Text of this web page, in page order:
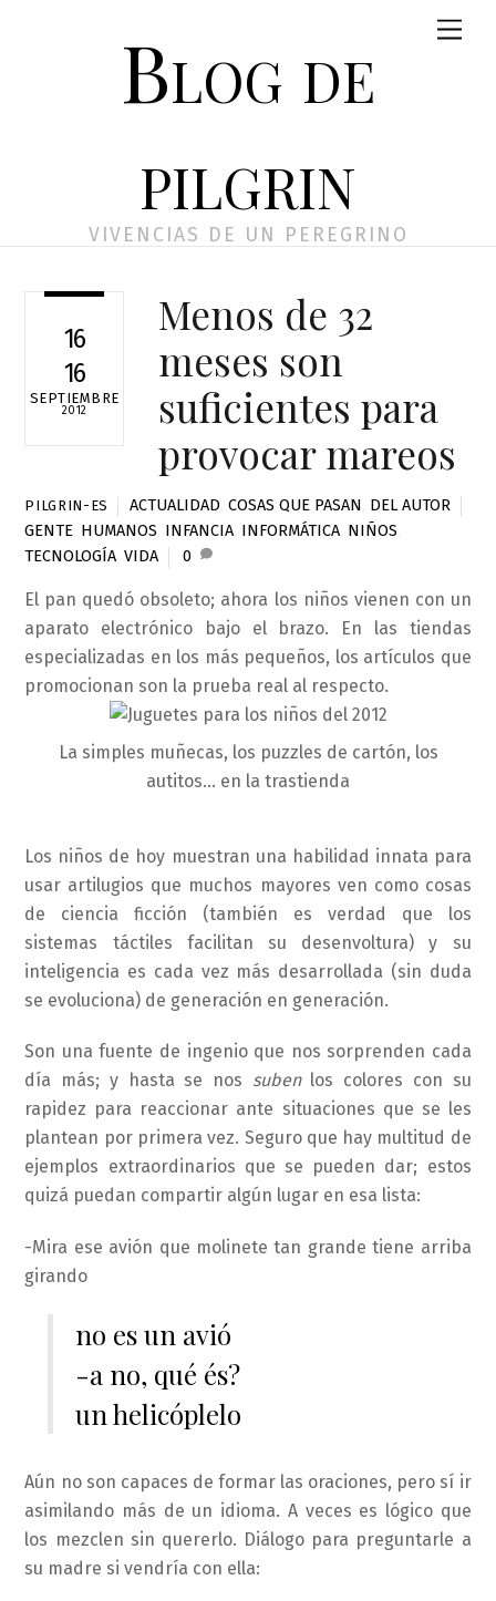
Blog de
pilgrin
VIVENCIAS DE UN PEREGRINO
16
16
SEPTIEMBRE
2012
Menos de 32
meses son
suficientes para
provocar mareos
PILGRIN-ES ACTUALIDAD ,COSAS QUE PASAN DEL AUTOR
GENTE HUMANOS INFANCIA INFORMÁTICA NIÑOS
TECNOLOGÍA ,VIDA 0
El pan quedó obsoleto; ahora los niños vienen con un
aparato electrónico bajo el brazo. En las tiendas
especializadas en los más pequeños, los artículos que
promocionan son la prueba real al respecto.
La simples muñecas, los puzzles de cartón, los
autitos… en la trastienda
Los niños de hoy muestran una habilidad innata para
usar artilugios que muchos mayores ven como cosas
de ciencia ficción (también es verdad que los
sistemas táctiles facilitan su desenvoltura) y su
inteligencia es cada vez más desarrollada (sin duda
se evoluciona) de generación en generación.
Son una fuente de ingenio que nos sorprenden cada
día más; y hasta se nos subenlos colores con su
rapidez para reaccionar ante situaciones que se les
plantean por primera vez. Seguro que hay multitud de
ejemplos extraordinarios que se pueden dar; estos
quizá puedan compartir algún lugar en esa lista:
-Mira ese avión que molinete tan grande tiene arriba
girando
no es un avió
-a no, qué és?
un helicóplelo
Aún no son capaces de formar las oraciones, pero sí ir
asimilando más de un idioma. A veces es lógico que
los mezclen sin quererlo. Diálogo para preguntarle a
su madre si vendría con ella: